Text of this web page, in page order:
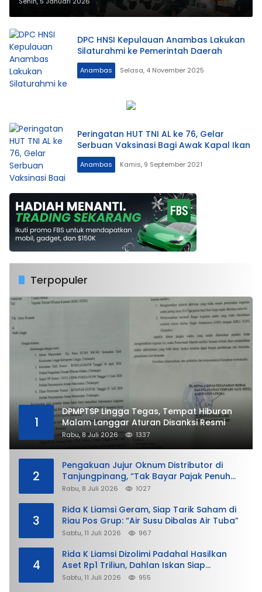
Bali
DPC HNSI Kepulauan Anambas Lakukan
Silaturahmi ke Pemerintah Daerah
Anambas Selasa, 4 November 2025
Peringatan HUT TNI AL ke 76, Gelar
Serbuan Vaksinasi Bagi Awak Kapal Ikan
Anambas Kamis, 9 September 2021
Terpopuler
1
DPMPTSP Lingga Tegas, Tempat Hiburan
Malam Langgar Aturan Disanksi Resmi
Rabu, 8 Juli 2026 1337
2
Pengakuan Jujur Oknum Distributor di
Tanjungpinang, “Tak Bayar Pajak Penuh
demi Untung”
Rabu, 8 Juli 2026 1027
3
Rida K Liamsi Geram, Siap Tarik Saham di
Riau Pos Grup: “Air Susu Dibalas Air Tuba”
Sabtu, 11 Juli 2026 967
4
Rida K Liamsi Dizolimi Padahal Hasilkan
Aset Rp1 Triliun, Dahlan Iskan Siap
Membela
Sabtu, 11 Juli 2026 955